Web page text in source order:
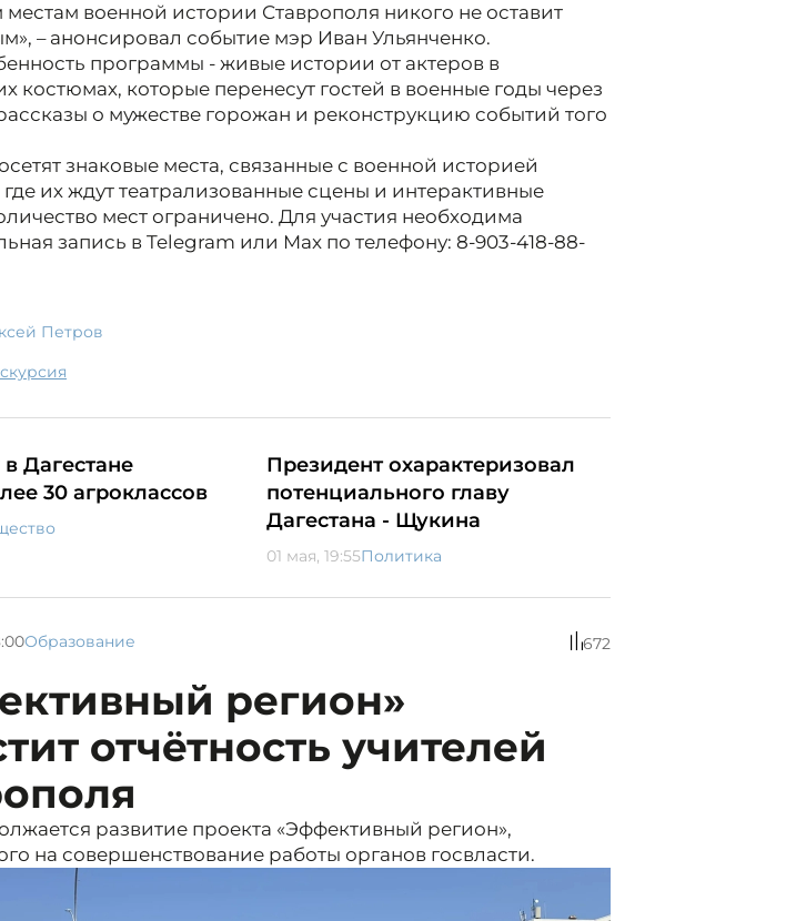
военной истории Ставрополя никого не оставит
– анонсировал событие мэр Иван Ульянченко.
программы - живые истории от актеров в
костюмах, которые перенесут гостей в военные годы через
о мужестве горожан и реконструкцию событий того
знаковые места, связанные с военной историей
их ждут театрализованные сцены и интерактивные
мест ограничено. Для участия необходима
запись в Telegram или Max по телефону: 8-903-418-88-
Петров
Дагестане
30 агроклассов
Президент охарактеризовал
потенциального главу
Дагестана - Щукина
01 мая, 19:55Политика
Образование 672
регион»
отчётность учителей
развитие проекта «Эффективный регион»,
на совершенствование работы органов госвласти.